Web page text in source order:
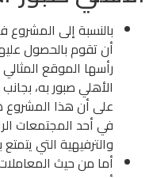
بالنسبة إلى المشروع
أن تقوم بالحصول
الأهلي صبور به،
على أن هذا المشروع
في أحد المجتمعات
والترفيهية التي
أما من حيث